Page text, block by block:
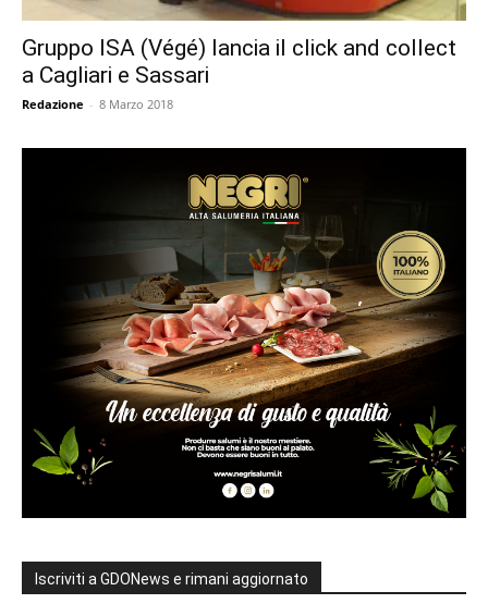
Gruppo ISA (Végé) lancia il click and collect
a Cagliari e Sassari
Redazione - 8 Marzo 2018
Iscriviti a GDONews e rimani aggiornato